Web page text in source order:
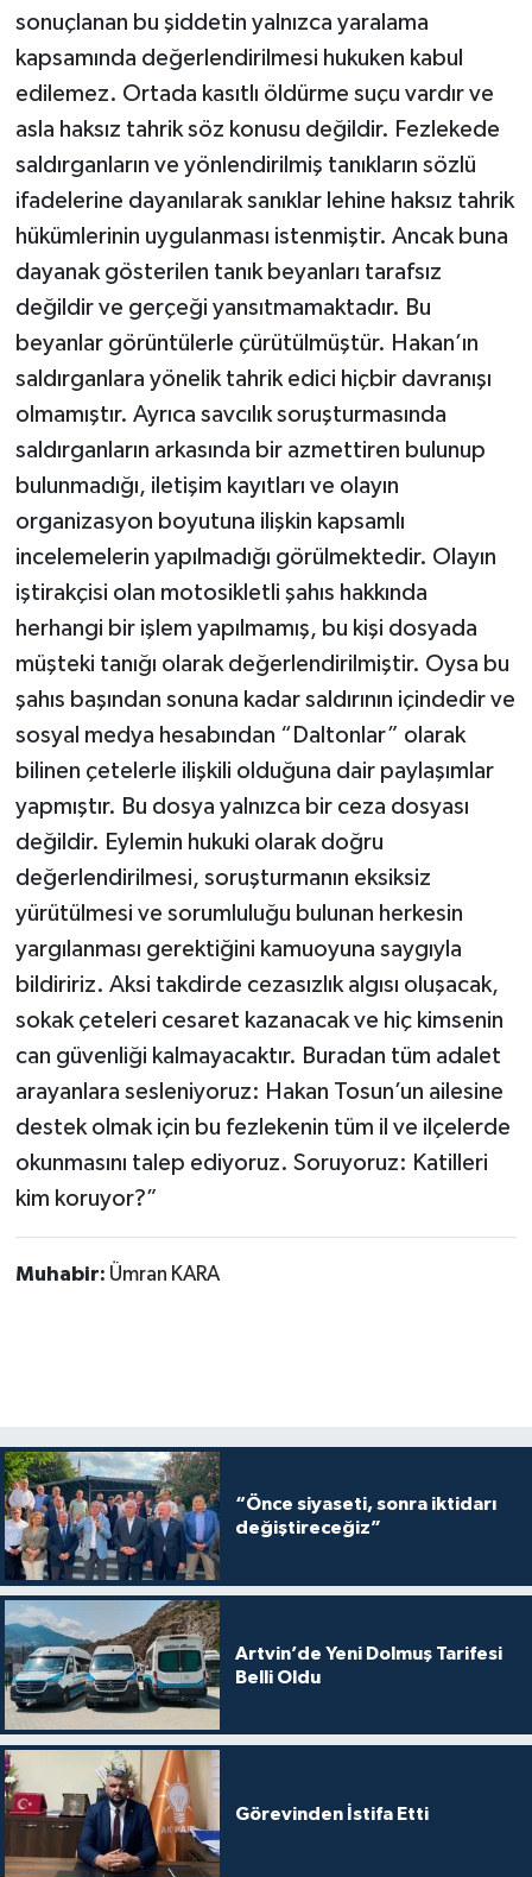
sonuçlanan bu şiddetin yalnızca yaralama
kapsamında değerlendirilmesi hukuken kabul
edilemez. Ortada kasıtlı öldürme suçu vardır ve
asla haksız tahrik söz konusu değildir. Fezlekede
saldırganların ve yönlendirilmiş tanıkların sözlü
ifadelerine dayanılarak sanıklar lehine haksız tahrik
hükümlerinin uygulanması istenmiştir. Ancak buna
dayanak gösterilen tanık beyanları tarafsız
değildir ve gerçeği yansıtmamaktadır. Bu
beyanlar görüntülerle çürütülmüştür. Hakan’ın
saldırganlara yönelik tahrik edici hiçbir davranışı
olmamıştır. Ayrıca savcılık soruşturmasında
saldırganların arkasında bir azmettiren bulunup
bulunmadığı, iletişim kayıtları ve olayın
organizasyon boyutuna ilişkin kapsamlı
incelemelerin yapılmadığı görülmektedir. Olayın
iştirakçisi olan motosikletli şahıs hakkında
herhangi bir işlem yapılmamış, bu kişi dosyada
müşteki tanığı olarak değerlendirilmiştir. Oysa bu
şahıs başından sonuna kadar saldırının içindedir ve
sosyal medya hesabından “Daltonlar” olarak
bilinen çetelerle ilişkili olduğuna dair paylaşımlar
yapmıştır. Bu dosya yalnızca bir ceza dosyası
değildir. Eylemin hukuki olarak doğru
değerlendirilmesi, soruşturmanın eksiksiz
yürütülmesi ve sorumluluğu bulunan herkesin
yargılanması gerektiğini kamuoyuna saygıyla
bildiririz. Aksi takdirde cezasızlık algısı oluşacak,
sokak çeteleri cesaret kazanacak ve hiç kimsenin
can güvenliği kalmayacaktır. Buradan tüm adalet
arayanlara sesleniyoruz: Hakan Tosun’un ailesine
destek olmak için bu fezlekenin tüm il ve ilçelerde
okunmasını talep ediyoruz. Soruyoruz: Katilleri
kim koruyor?”
Muhabir: Ümran KARA
“Önce siyaseti, sonra iktidarı
değiştireceğiz”
Artvin’de Yeni Dolmuş Tarifesi
Belli Oldu
Görevinden İstifa Etti